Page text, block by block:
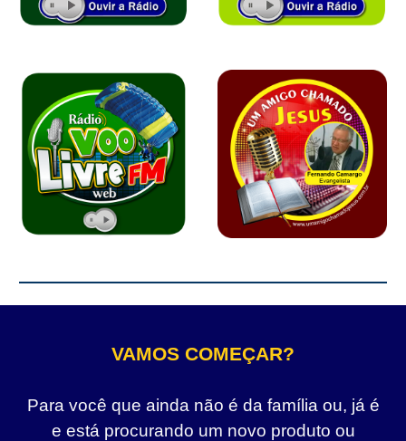
VAMOS COMEÇAR?
Para você que ainda não é da família ou, já é
e está procurando um novo produto ou